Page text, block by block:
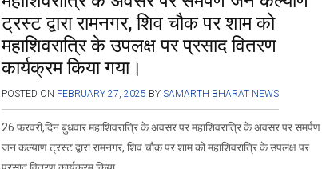
o
o
k
A
p
p
a
m
g
er
ट्रस्ट द्वारा रामनगर, शिव चौक पर शाम को
महाशिवरात्रि के उपलक्ष पर प्रसाद वितरण
कार्यक्रम किया गया।
POSTED ON FEBRUARY 27, 2025 BY SAMARTH BHARAT NEWS
26 फरवरी,दिन बुधवार महाशिवरात्रि के अवसर पर महाशिवरात्रि के अवसर पर समर्पण
जन कल्याण ट्रस्ट द्वारा रामनगर, शिव चौक पर शाम को महाशिवरात्रि के उपलक्ष पर